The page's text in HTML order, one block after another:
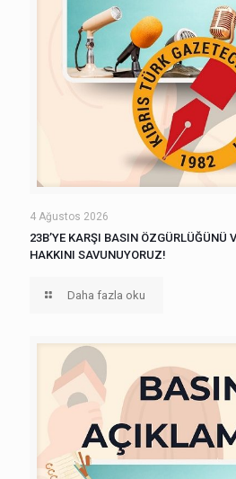
4 Ağustos 2026
23B’YE KARŞI BASIN ÖZGÜRLÜĞÜNÜ
HAKKINI SAVUNUYORUZ!
Daha fazla oku